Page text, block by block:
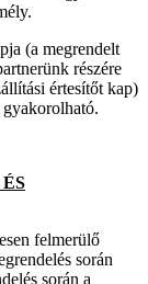
(a megrendelt
részére
értesítőt kap)
gyakorolható.
felmerülő
során
során a